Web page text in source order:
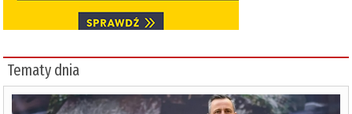
Tematy dnia